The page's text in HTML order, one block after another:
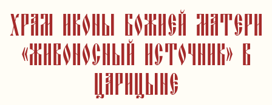
Храм иконы Божией Матери
«Живоносный Источник» в
Царицыне